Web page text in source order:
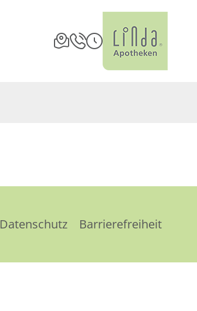
Datenschutz Barrierefreiheit